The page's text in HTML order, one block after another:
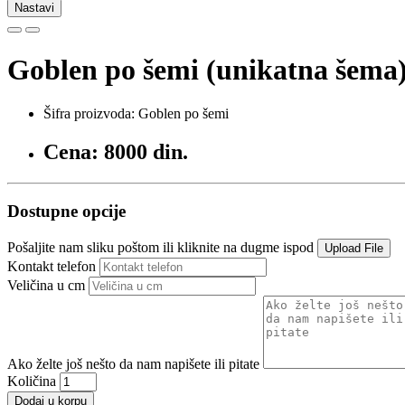
Nastavi
Goblen po šemi (unikatna
Šifra proizvoda: Goblen po šemi
Cena: 8000 din.
Dostupne opcije
Pošaljite nam sliku poštom ili kliknite na dugme ispod Upload File
Kontakt telefon
Veličina u cm
Ako želte još nešto da nam napišete ili pitate
Količina
Dodaj u korpu